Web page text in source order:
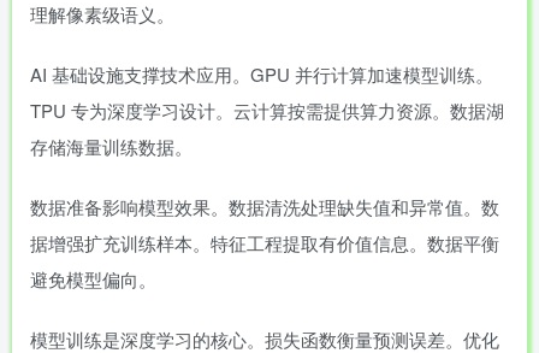
理解像素级语义。
AI 基础设施支撑技术应用。GPU 并行计算加速模型训练。
TPU 专为深度学习设计。云计算按需提供算力资源。数据湖
存储海量训练数据。
数据准备影响模型效果。数据清洗处理缺失值和异常值。数
据增强扩充训练样本。特征工程提取有价值信息。数据平衡
避免模型偏向。
模型训练是深度学习的核心。损失函数衡量预测误差。优化